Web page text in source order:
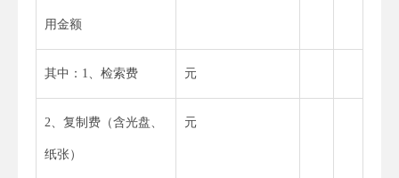
用金额
其中：1、检索费 元
2、复制费（含光盘、
纸张）
元